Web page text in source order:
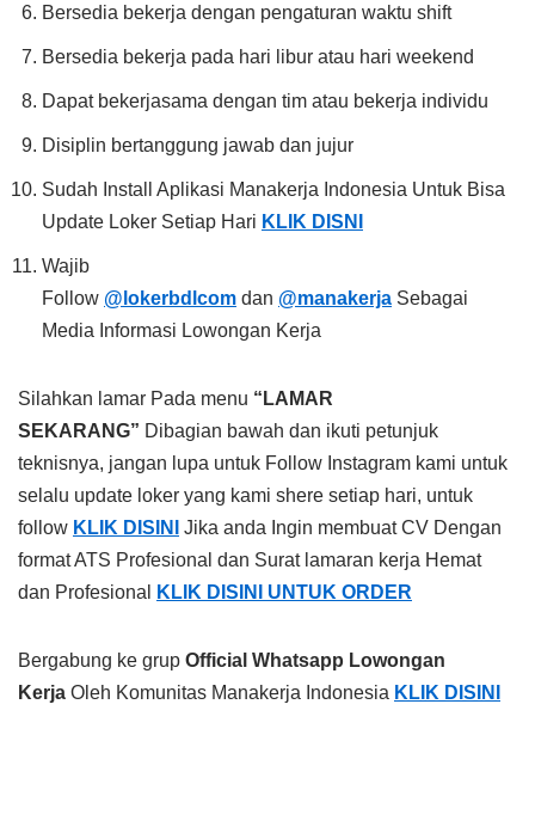
Bersedia bekerja dengan pengaturan waktu shift
Bersedia bekerja pada hari libur atau hari weekend
Dapat bekerjasama dengan tim atau bekerja individu
Disiplin bertanggung jawab dan jujur
Sudah Install Aplikasi Manakerja Indonesia Untuk Bisa
Update Loker Setiap Hari KLIK DISNI
Wajib
Follow @lokerbdlcom dan @manakerja Sebagai
Media Informasi Lowongan Kerja
Silahkan lamar Pada menu “LAMAR
SEKARANG” Dibagian bawah dan ikuti petunjuk
teknisnya, jangan lupa untuk Follow Instagram kami untuk
selalu update loker yang kami shere setiap hari, untuk
follow KLIK DISINI
Jika anda Ingin membuat CV Dengan
format ATS Profesional dan Surat lamaran kerja Hemat
dan Profesional
KLIK DISINI UNTUK ORDER
Bergabung ke grup Official Whatsapp Lowongan
Kerja Oleh Komunitas Manakerja Indonesia KLIK DISINI